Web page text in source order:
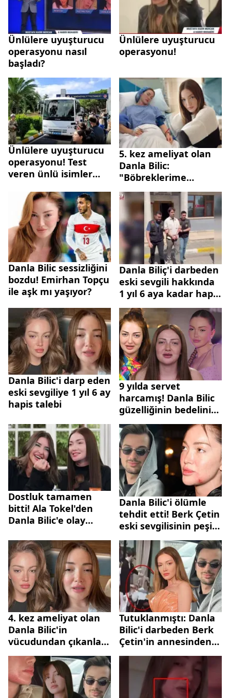
Ünlülere uyuşturucu
operasyonu nasıl
başladı?
Ünlülere uyuşturucu
operasyonu!
Ünlülere uyuşturucu
operasyonu! Test
veren ünlü isimler
5. kez ameliyat olan
Danla Bilic:
"Böbreklerime
ulaşmışlardı"
Danla Bilic sessizliğini
bozdu! Emirhan Topçu
ile aşk mı yaşıyor?
Danla Biliç'i darbeden
eski sevgili hakkında
1 yıl 6 aya kadar hapis
istemi
Danla Bilic'i darp eden
eski sevgiliye 1 yıl 6 ay
hapis talebi
9 yılda servet
harcamış! Danla Bilic
güzelliğinin bedelini
açıkladı
Dostluk tamamen
bitti! Ala Tokel'den
Danla Bilic'e olay
Danla Bilic'i ölümle
tehdit etti! Berk Çetin
eski sevgilisinin peşini
bırakmıyor
4. kez ameliyat olan
Danla Bilic'in
vücudundan çıkanlar
şoke etti
Tutuklanmıştı: Danla
Bilic'i darbeden Berk
Çetin'in annesinden
şok ihbar!